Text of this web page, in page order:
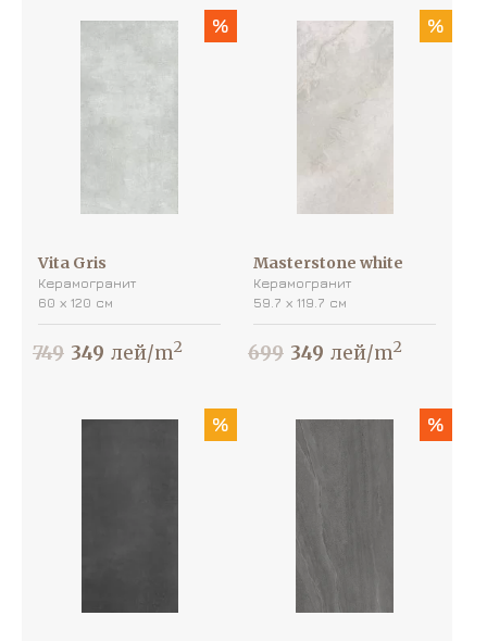
%
Vita Gris
Керамогранит
60 х 120 см
749 349 лей/m2
%
Masterstone white
Керамогранит
59.7 х 119.7 см
699 349 лей/m2
% %